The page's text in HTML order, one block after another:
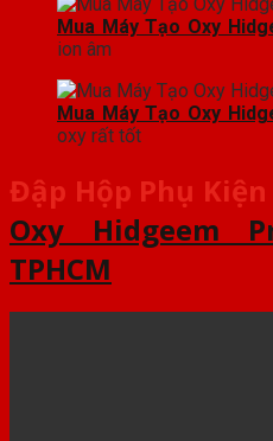
Mua Máy Tạo Oxy
ion âm
Mua Máy Tạo Oxy
oxy rất tốt
Đập Hộp Phụ
Oxy Hidgeem
TPHCM